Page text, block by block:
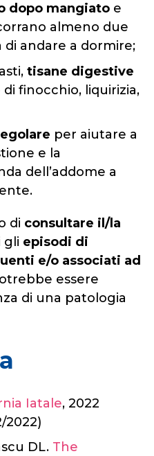
dopo mangiato e
almeno due
andare a dormire;
tisane digestive
finocchio, liquirizia,
per aiutare a
e la
dell’addome a
di consultare il/la
gli episodi di
e/o associati ad
essere
di una patologia
Iatale, 2022
2022)
DL. The